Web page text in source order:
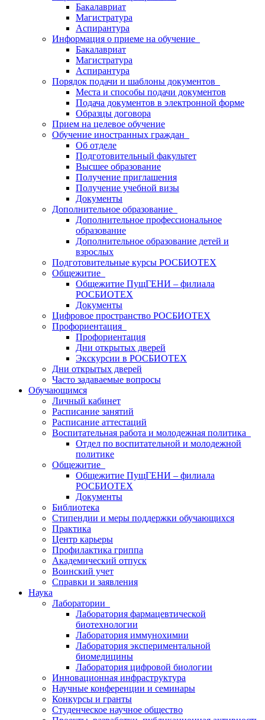
Бакалавриат
Магистратура
Аспирантура
Информация о приеме на обучение
Бакалавриат
Магистратура
Аспирантура
Порядок подачи и шаблоны документов
Места и способы подачи документов
Подача документов в электронной форме
Образцы договора
Прием на целевое обучение
Обучение иностранных граждан
Об отделе
Подготовительный факультет
Высшее образование
Получение приглашения
Получение учебной визы
Документы
Дополнительное образование
Дополнительное профессиональное
образование
Дополнительное образование детей и
взрослых
Подготовительные курсы РОСБИОТЕХ
Общежитие
Общежитие ПущГЕНИ – филиала
РОСБИОТЕХ
Документы
Цифровое пространство РОСБИОТЕХ
Профориентация
Профориентация
Дни открытых дверей
Экскурсии в РОСБИОТЕХ
Дни открытых дверей
Часто задаваемые вопросы
Обучающимся
Личный кабинет
Расписание занятий
Расписание аттестаций
Воспитательная работа и молодежная политика
Отдел по воспитательной и молодежной
политике
Общежитие
Общежитие ПущГЕНИ – филиала
РОСБИОТЕХ
Документы
Библиотека
Стипендии и меры поддержки обучающихся
Практика
Центр карьеры
Профилактика гриппа
Академический отпуск
Воинский учет
Справки и заявления
Наука
Лаборатории
Лаборатория фармацевтической
биотехнологии
Лаборатория иммунохимии
Лаборатория экспериментальной
биомедицины
Лаборатория цифровой биологии
Инновационная инфраструктура
Научные конференции и семинары
Конкурсы и гранты
Студенческое научное общество